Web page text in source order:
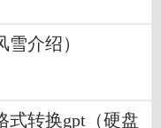
介绍）
式转换gpt（硬盘